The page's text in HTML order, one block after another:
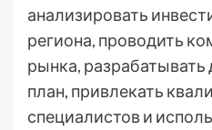
анализировать
региона, проводить
рынка, разрабатывать
план, привлекать
специалистов и